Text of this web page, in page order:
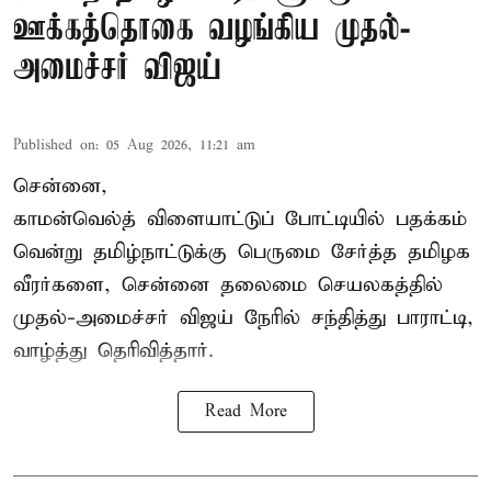
ஊக்கத்தொகை வழங்கிய முதல்-
அமைச்சர் விஜய்
Published on: 05 Aug 2026, 11:21 am
சென்னை,
காமன்வெல்த் விளையாட்டுப் போட்டியில் பதக்கம்
வென்று தமிழ்நாட்டுக்கு பெருமை சேர்த்த தமிழக
வீரர்களை, சென்னை தலைமை செயலகத்தில்
முதல்-அமைச்சர் விஜய் நேரில் சந்தித்து பாராட்டி,
வாழ்த்து தெரிவித்தார்.
Read More